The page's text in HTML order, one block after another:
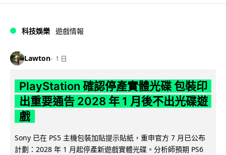
科技娛樂 遊戲情報
Lawton 1 日
PlayStation 確認停產實體光碟 包裝印
出重要通告 2028 年 1 月後不出光碟遊
戲
Sony 已在 PS5 主機包裝加貼提示貼紙，重申官方 7 月已公布
計劃：2028 年 1 月起停產新遊戲實體光碟。分析師預期 PS6